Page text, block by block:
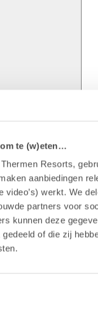
te (w)eten…
Resorts,
aanbiedingen
video’s) werkt. We
partners voor
kunnen deze
of die zij